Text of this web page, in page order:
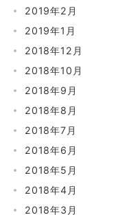
2019年2月
2019年1月
2018年12月
2018年10月
2018年9月
2018年8月
2018年7月
2018年6月
2018年5月
2018年4月
2018年3月